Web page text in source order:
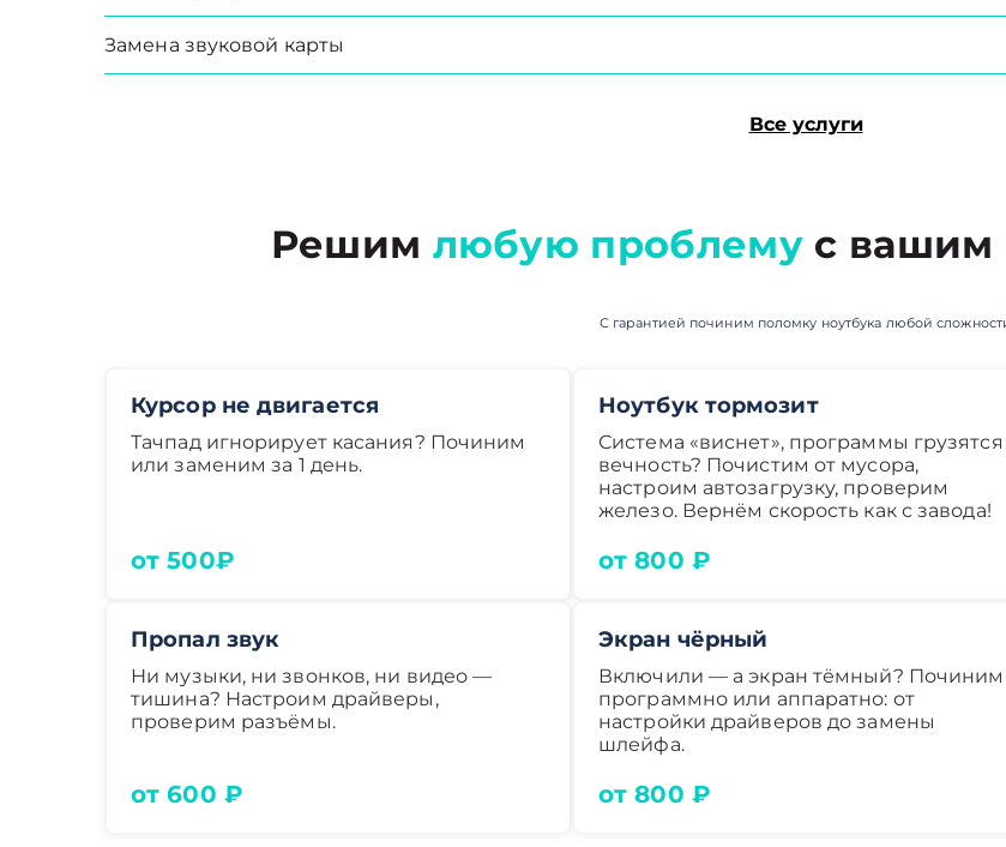
Замена звуковой карты
Все услуги
Решим любую проблему с вашим
С гарантией починим поломку ноутбука любой
Курсор не двигается
Тачпад игнорирует касания? Починим
или заменим за 1 день.
от 500₽
Ноутбук тормозит
Система «виснет», программы грузятся
вечность? Почистим от мусора,
настроим автозагрузку, проверим
железо. Вернём скорость как с завода!
от 800 ₽
Пропал звук
Ни музыки, ни звонков, ни видео —
тишина? Настроим драйверы,
проверим разъёмы.
от 600 ₽
Экран чёрный
Включили — а экран тёмный? Починим
программно или аппаратно: от
настройки драйверов до замены
шлейфа.
от 800 ₽